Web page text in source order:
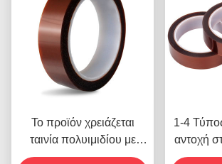
Το προϊόν χρειάζεται
ταινία πολυιμιδίου με
αντοχή τάσης 1000V
1-4
αντοχή
-10C-